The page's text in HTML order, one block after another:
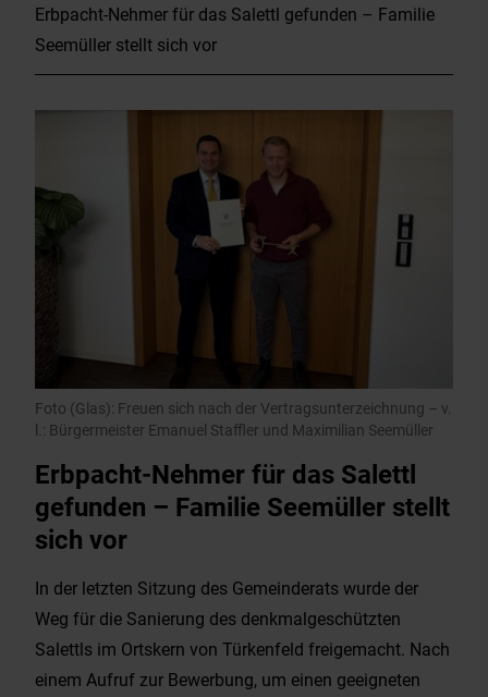
Erbpacht-Nehmer für das Salettl gefunden – Familie
Seemüller stellt sich vor
Foto (Glas): Freuen sich nach der Vertragsunterzeichnung – v.
l.: Bürgermeister Emanuel Staffler und Maximilian Seemüller
Erbpacht-Nehmer für das Salettl
gefunden – Familie Seemüller stellt
sich vor
In der letzten Sitzung des Gemeinderats wurde der
Weg für die Sanierung des denkmalgeschützten
Salettls im Ortskern von Türkenfeld freigemacht. Nach
einem Aufruf zur Bewerbung, um einen geeigneten